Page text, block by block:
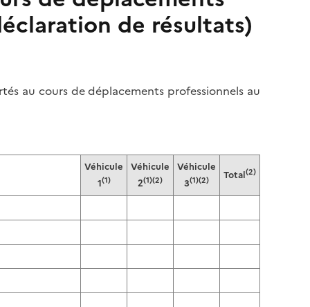
de résultats)
au cours de déplacements professionnels au
Véhicule
1(1)
Véhicule
2(1)(2)
Véhicule
3(1)(2) Total(2)